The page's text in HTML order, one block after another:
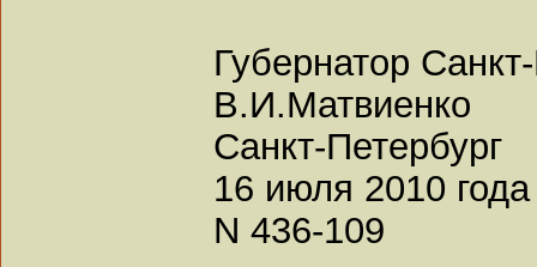
Губернатор
В.И.Матвиенко
Санкт-Петербург
16 июля 2010 года
N 436-109